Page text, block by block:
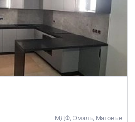
МДФ, Эмаль, Матовые